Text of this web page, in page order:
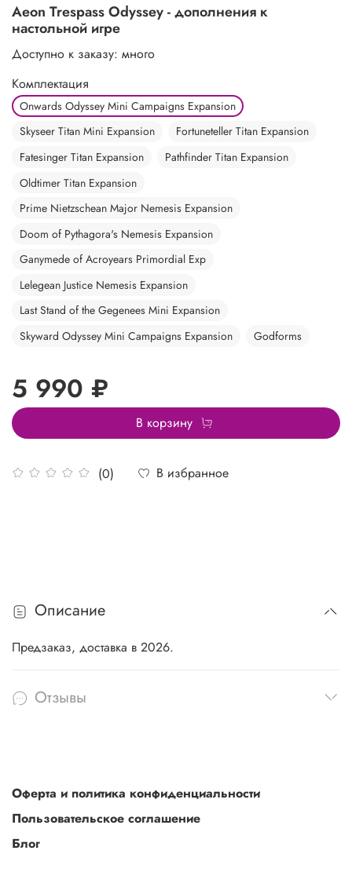
Aeon Trespass Odyssey - дополнения к
настольной игре
(0) В избранное
Комплектация
Onwards Odyssey Mini Campaigns Expansion
Skyseer Titan Mini Expansion
Fortuneteller Titan Expansion
Fatesinger Titan Expansion
Pathfinder Titan Expansion
Oldtimer Titan Expansion
Prime Nietzschean Major Nemesis Expansion
Doom of Pythagora's Nemesis Expansion
Ganymede of Acroyears Primordial Exp
Lelegean Justice Nemesis Expansion
Last Stand of the Gegenees Mini Expansion
Skyward Odyssey Mini Campaigns Expansion
Godforms
Доступно к заказу: много
5 990 ₽
В корзину
Описание
Предзаказ, доставка в 2026.
Отзывы
Оферта и политика конфиденциальности
Пользовательское соглашение
Блог